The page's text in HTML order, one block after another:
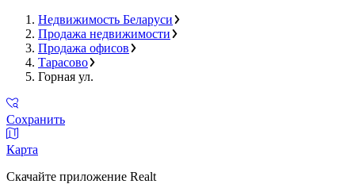
Недвижимость Беларуси
Продажа недвижимости
Продажа офисов
Тарасово
Горная ул.
Сохранить
Карта
Скачайте приложение Realt